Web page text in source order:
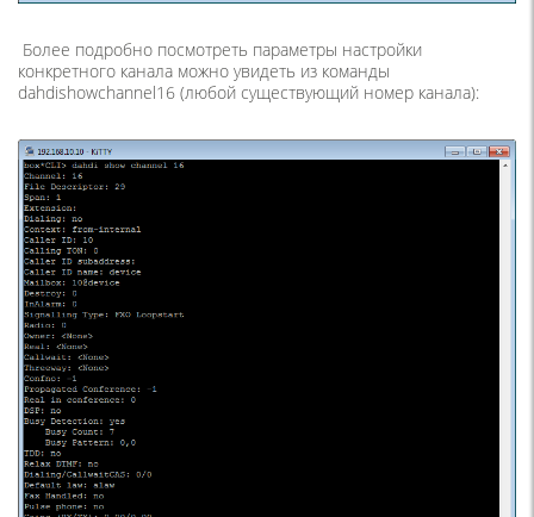
Более подробно посмотреть параметры настройки
конкретного канала можно увидеть из команды
dahdishowchannel16 (любой существующий номер канала):